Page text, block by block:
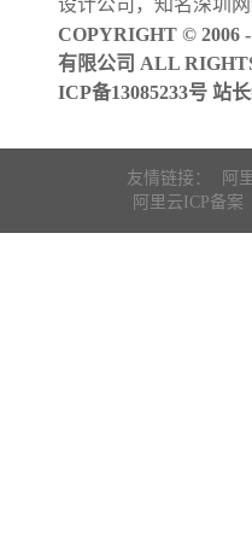
设计公司 ，知名深圳网
COPYRIGHT © 2006
有限公司 ALL
ICP备13085233号 站
友情链接： 阿
阿里云ICP备案